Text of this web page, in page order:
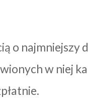
o
w niej